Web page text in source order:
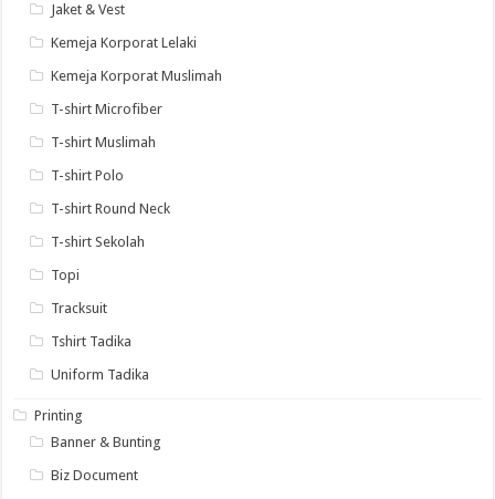
Jaket & Vest
Kemeja Korporat Lelaki
Kemeja Korporat Muslimah
T-shirt Microfiber
T-shirt Muslimah
T-shirt Polo
T-shirt Round Neck
T-shirt Sekolah
Topi
Tracksuit
Tshirt Tadika
Uniform Tadika
Printing
Banner & Bunting
Biz Document